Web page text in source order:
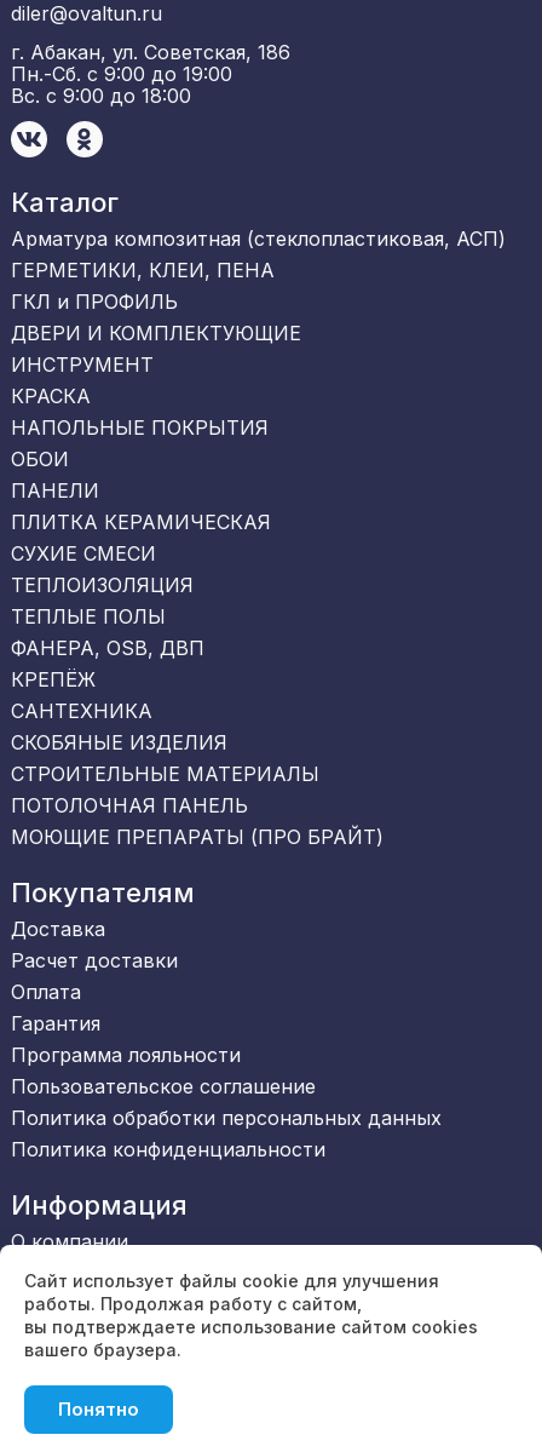
Каталог
Арматура композитная (стеклопластиковая, АСП)
ГЕРМЕТИКИ, КЛЕИ, ПЕНА
ГКЛ и ПРОФИЛЬ
ДВЕРИ И КОМПЛЕКТУЮЩИЕ
ИНСТРУМЕНТ
КРАСКА
НАПОЛЬНЫЕ ПОКРЫТИЯ
ОБОИ
ПАНЕЛИ
ПЛИТКА КЕРАМИЧЕСКАЯ
СУХИЕ СМЕСИ
ТЕПЛОИЗОЛЯЦИЯ
ТЕПЛЫЕ ПОЛЫ
ФАНЕРА, OSB, ДВП
КРЕПЁЖ
САНТЕХНИКА
СКОБЯНЫЕ ИЗДЕЛИЯ
СТРОИТЕЛЬНЫЕ МАТЕРИАЛЫ
ПОТОЛОЧНАЯ ПАНЕЛЬ
МОЮЩИЕ ПРЕПАРАТЫ (ПРО БРАЙТ)
Покупателям
Доставка
Расчет доставки
Оплата
Гарантия
Программа лояльности
Пользовательское соглашение
Политика обработки персональных данных
Политика конфиденциальности
Информация
О компании
Сертификаты
Обратная связь
Вакансии
Отзывы
г. Абакан, ул. Советская, 186
Пн.-Сб. с 9:00 до 19:00
Вс. с 9:00 до 18:00
diler@ovaltun.ru
Сайт использует файлы cookie для улучшения
работы. Продолжая работу с сайтом,
вы подтверждаете использование сайтом cookies
вашего браузера.
Понятно